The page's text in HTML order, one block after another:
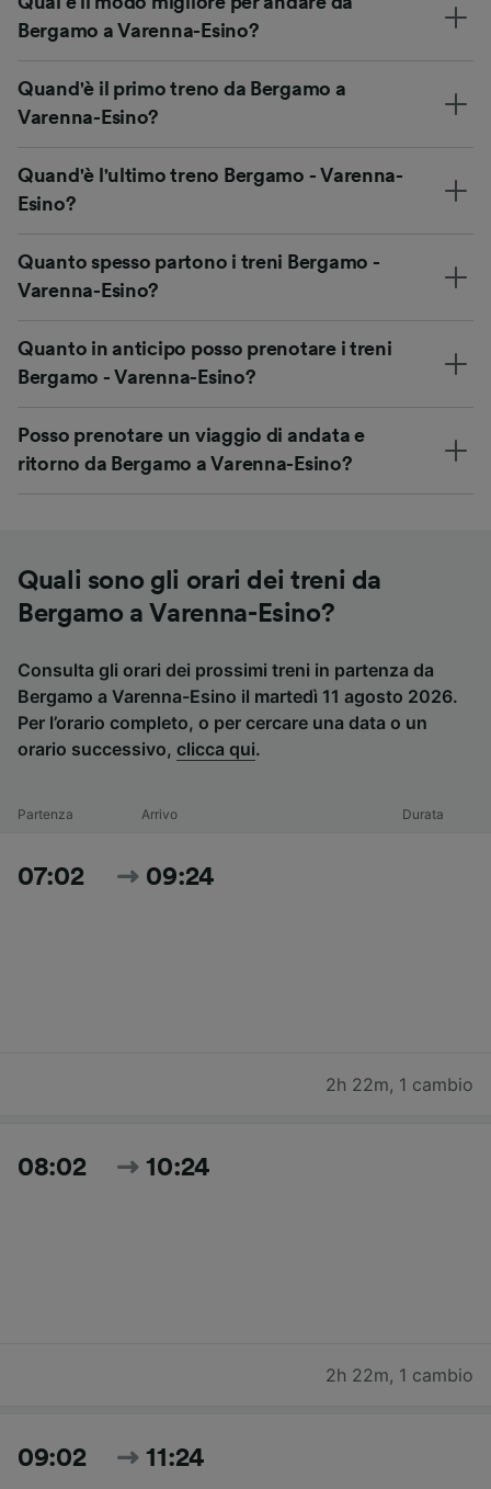
Bergamo a Varenna-Esino?
Quand'è il primo treno da Bergamo a
Varenna-Esino?
Quand'è l'ultimo treno Bergamo - Varenna-
Esino?
Quanto spesso partono i treni Bergamo -
Varenna-Esino?
Quanto in anticipo posso prenotare i treni
Bergamo - Varenna-Esino?
Posso prenotare un viaggio di andata e
ritorno da Bergamo a Varenna-Esino?
Quali sono gli orari dei treni da
Bergamo a Varenna-Esino?
Consulta gli orari dei prossimi treni in partenza da
Bergamo a Varenna-Esino il martedì 11 agosto 2026.
Per l’orario completo, o per cercare una data o un
orario successivo, clicca qui.
Partenza Arrivo Durata
07:02 09:24
2h 22m, 1 cambio
08:02 10:24
2h 22m, 1 cambio
09:02 11:24